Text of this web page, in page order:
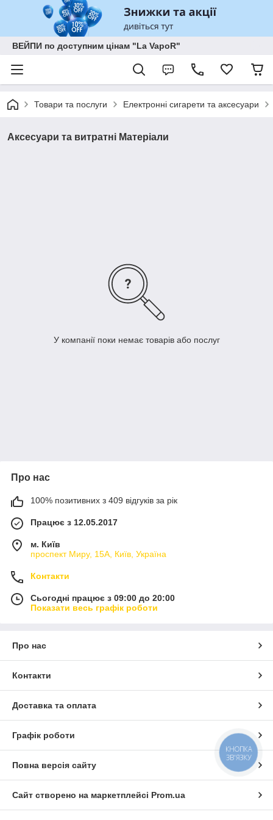
ВЕЙПИ по доступним цінам "La VapoR"
Товари та послуги Електронні сигарети та аксесуари
Аксесуари та витратні Матеріали
У компанії поки немає товарів або послуг
Про нас
100% позитивних з 409 відгуків за рік
Працює з 12.05.2017
м. Київ
проспект Миру, 15А, Київ, Україна
Контакти
Сьогодні працює з 09:00 до 20:00
Показати весь графік роботи
Про нас
Контакти
Доставка та оплата
Графік роботи
Повна версія сайту
Сайт створено на маркетплейсі Prom.ua
КНОПКА
ЗВ'ЯЗКУ